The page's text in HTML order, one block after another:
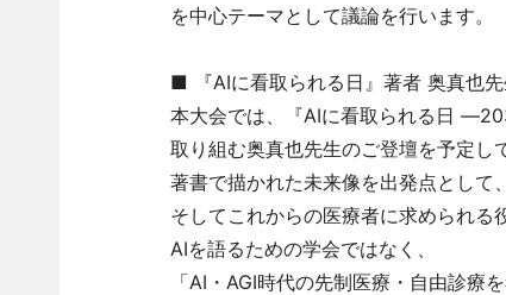
を中心テーマとして議論を行います。
■ 『AIに看取られる日』著者 奥真也
本大会では、『AIに看取られる日
取り組む奥真也先生のご登壇を予定し
著書で描かれた未来像を出発点として
そしてこれからの医療者に求められる
AIを語るための学会ではなく、
「AI・AGI時代の先制医療・自由診療